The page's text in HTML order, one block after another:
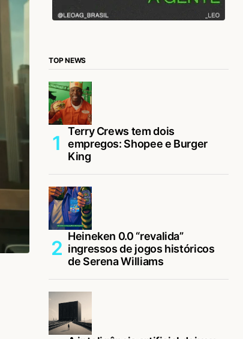
TOP NEWS
Terry Crews tem dois
empregos: Shopee e Burger
King
Heineken 0.0 “revalida”
ingressos de jogos históricos
de Serena Williams